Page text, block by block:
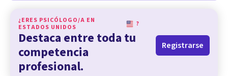
¿ERES PSICÓLOGO/A EN
ESTADOS UNIDOS
?
Destaca entre toda tu
competencia
profesional.
Registrarse